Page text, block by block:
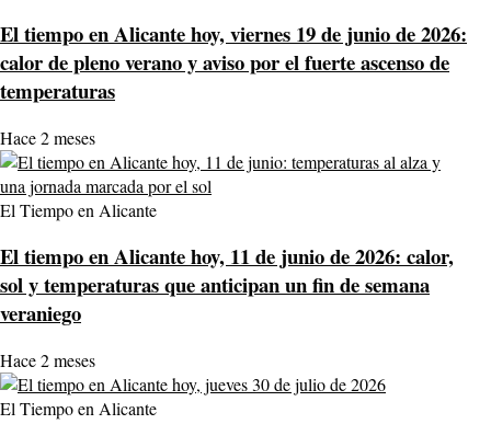
El tiempo en Alicante hoy, viernes 19 de junio de 2026:
calor de pleno verano y aviso por el fuerte ascenso de
temperaturas
Hace 2 meses
El Tiempo en Alicante
El tiempo en Alicante hoy, 11 de junio de 2026: calor,
sol y temperaturas que anticipan un fin de semana
veraniego
Hace 2 meses
El Tiempo en Alicante